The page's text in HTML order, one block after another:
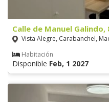
Calle de Manuel
Vista Alegre, Carabanchel,
Habitación
Disponible Feb, 1 2027